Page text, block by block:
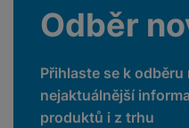
Odběr
Přihlaste se k
nejaktuálnější
produktů i z trhu